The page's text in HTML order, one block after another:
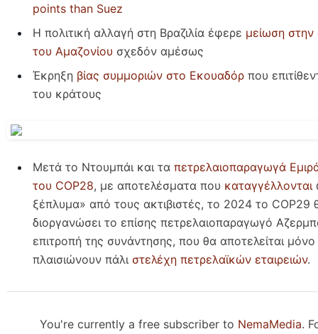
points than Suez
Η πολιτική αλλαγή στη Βραζιλία έφερε μείωση
του Αμαζονίου σχεδόν αμέσως
Έκρηξη βίας συμμοριών στο Εκουαδόρ που
του κράτους
Μετά το Ντουμπάι και τα πετρελαιοπαραγωγά
του COP28, με αποτελέσματα που καταγγέλλονται
ξέπλυμα» από τους ακτιβιστές, το 2024 το COP29
διοργανώσει το επίσης πετρελαιοπαραγωγό
επιτροπή της συνάντησης, που θα αποτελείται
πλαισιώνουν πάλι στελέχη πετρελαϊκών εταιρειών.
You're currently a free subscriber to NemaMedia.